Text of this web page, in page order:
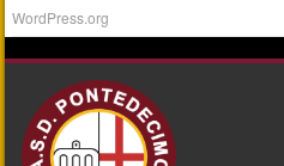
WordPress.org